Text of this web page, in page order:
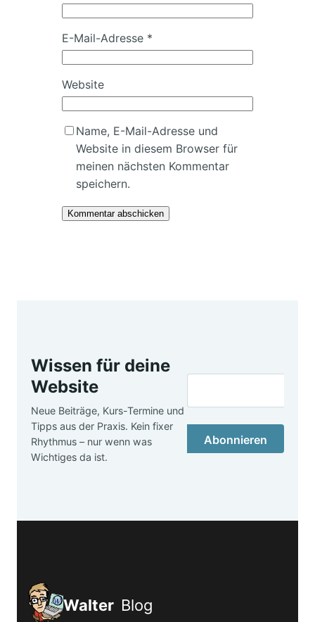
E-Mail-Adresse *
Website
Name, E-Mail-Adresse und
Website in diesem Browser für
meinen nächsten Kommentar
speichern.
Wissen für deine
Website
Neue Beiträge, Kurs-Termine und
Tipps aus der Praxis. Kein fixer
Rhythmus – nur wenn was
Wichtiges da ist.
Abonnieren
Walter Blog